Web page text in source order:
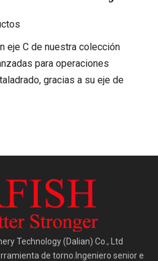
eje C de nuestra colección
para operaciones
gracias a su eje de
Technology (Dalian) Co., Ltd
de torno.Ingeniero senior e